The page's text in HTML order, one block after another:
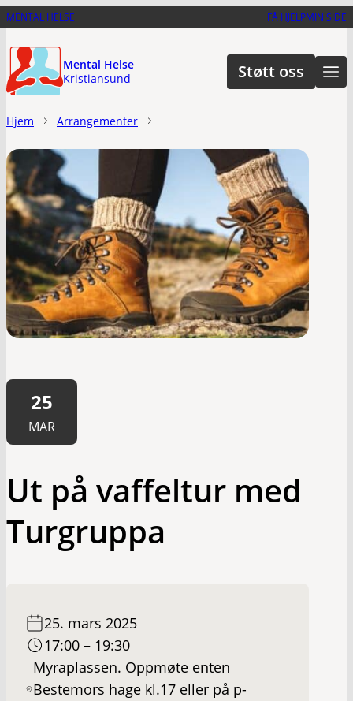
Hopp
hovedinnhold
MENTAL HELSE FÅ HJELPMIN SIDE
Mental Helse
Kristiansund
Støtt oss
Hjem Arrangementer
25
MAR
Ut på vaffeltur med
Turgruppa
25. mars 2025
17:00 – 19:30
Myraplassen. Oppmøte enten
Bestemors hage kl.17 eller på p-